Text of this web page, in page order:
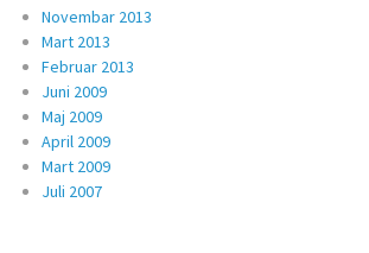
Novembar 2013
Mart 2013
Februar 2013
Juni 2009
Maj 2009
April 2009
Mart 2009
Juli 2007